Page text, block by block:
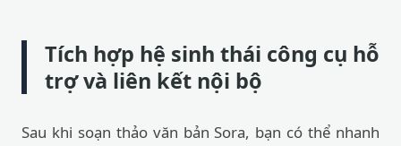
Tích hợp hệ sinh thái công cụ hỗ
trợ và liên kết nội bộ
Sau khi soạn thảo văn bản Sora, bạn có thể nhanh